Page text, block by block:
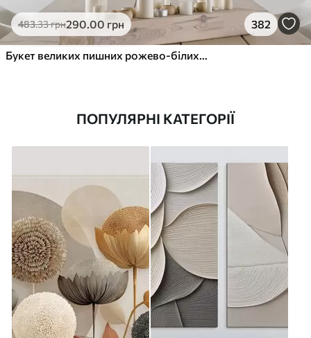
483.33грн290.00 грн 382
Букет великих пишних рожево-білих квітів півонії із зеленим листям на м’якому розмитому фоні
ПОПУЛЯРНІ КАТЕГОРІЇ